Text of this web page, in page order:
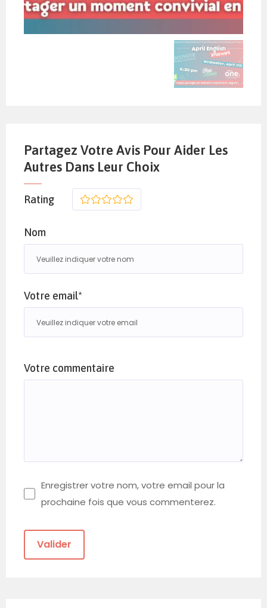
Partagez Votre Avis Pour Aider Les
Autres Dans Leur Choix
Rating 5
4
3
2
Nom
Votre email*
Votre commentaire
Enregistrer votre nom, votre email pour la
prochaine fois que vous commenterez.